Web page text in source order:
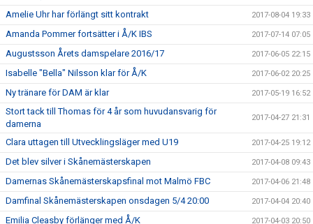
Amelie Uhr har förlängt sitt kontrakt 2017-08-04 19:33
Amanda Pommer fortsätter i Å/K IBS 2017-07-14 07:05
Augustsson Årets damspelare 2016/17 2017-06-05 22:15
Isabelle "Bella" Nilsson klar för Å/K 2017-06-02 20:25
Ny tränare för DAM är klar 2017-05-19 16:52
Stort tack till Thomas för 4 år som huvudansvarig för
damerna
2017-04-27 21:31
Clara uttagen till Utvecklingsläger med U19 2017-04-25 19:12
Det blev silver i Skånemästerskapen 2017-04-08 09:43
Damernas Skånemästerskapsfinal mot Malmö FBC 2017-04-06 21:48
Damfinal Skånemästerskapen onsdagen 5/4 20:00 2017-04-04 20:40
Emilia Cleasby förlänger med Å/K 2017-04-03 20:50